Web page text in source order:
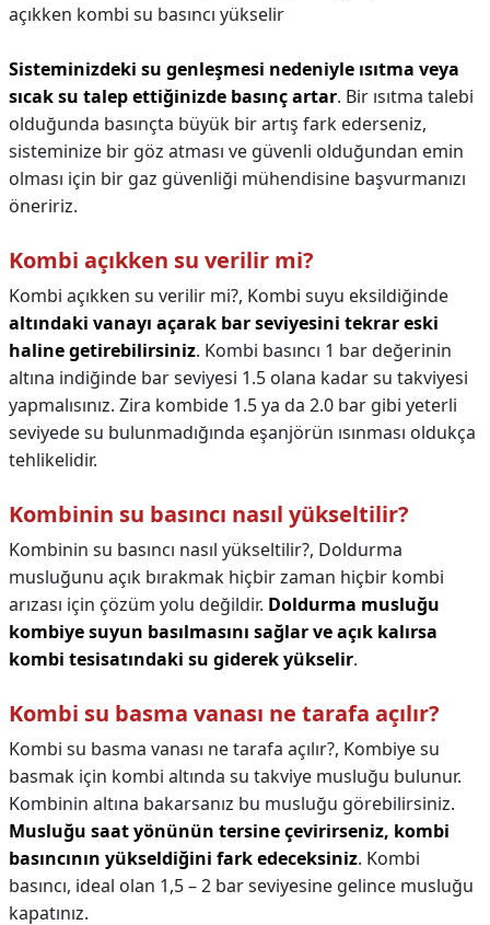
açıkken kombi su basıncı yükselir
Sisteminizdeki su genleşmesi nedeniyle ısıtma veya
sıcak su talep ettiğinizde basınç artar. Bir ısıtma talebi
olduğunda basınçta büyük bir artış fark ederseniz,
sisteminize bir göz atması ve güvenli olduğundan emin
olması için bir gaz güvenliği mühendisine başvurmanızı
öneririz.
Kombi açıkken su verilir mi?
Kombi açıkken su verilir mi?, Kombi suyu eksildiğinde
altındaki vanayı açarak bar seviyesini tekrar eski
haline getirebilirsiniz. Kombi basıncı 1 bar değerinin
altına indiğinde bar seviyesi 1.5 olana kadar su takviyesi
yapmalısınız. Zira kombide 1.5 ya da 2.0 bar gibi yeterli
seviyede su bulunmadığında eşanjörün ısınması oldukça
tehlikelidir.
Kombinin su basıncı nasıl yükseltilir?
Kombinin su basıncı nasıl yükseltilir?, Doldurma
musluğunu açık bırakmak hiçbir zaman hiçbir kombi
arızası için çözüm yolu değildir. Doldurma musluğu
kombiye suyun basılmasını sağlar ve açık kalırsa
kombi tesisatındaki su giderek yükselir.
Kombi su basma vanası ne tarafa açılır?
Kombi su basma vanası ne tarafa açılır?, Kombiye su
basmak için kombi altında su takviye musluğu bulunur.
Kombinin altına bakarsanız bu musluğu görebilirsiniz.
Musluğu saat yönünün tersine çevirirseniz, kombi
basıncının yükseldiğini fark edeceksiniz. Kombi
basıncı, ideal olan 1,5 – 2 bar seviyesine gelince musluğu
kapatınız.